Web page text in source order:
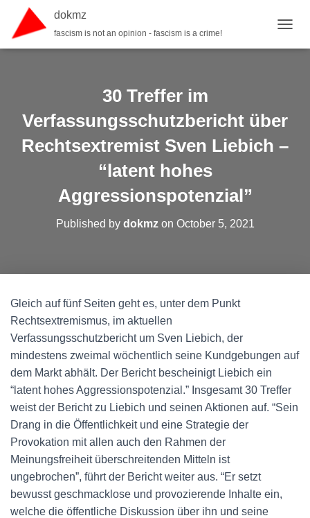
dokmz
fascism is not an opinion - fascism is a crime!
30 Treffer im
Verfassungsschutzbericht über
Rechtsextremist Sven Liebich –
“latent hohes
Aggressionspotenzial”
Published by dokmzon October 5, 2021
Gleich auf fünf Seiten geht es, unter dem Punkt
Rechtsextremismus, im aktuellen
Verfassungsschutzbericht um Sven Liebich, der
mindestens zweimal wöchentlich seine Kundgebungen auf
dem Markt abhält. Der Bericht bescheinigt Liebich ein
“latent hohes Aggressionspotenzial.” Insgesamt 30 Treffer
weist der Bericht zu Liebich und seinen Aktionen auf. “Sein
Drang in die Öffentlichkeit und eine Strategie der
Provokation mit allen auch den Rahmen der
Meinungsfreiheit überschreitenden Mitteln ist
ungebrochen”, führt der Bericht weiter aus. “Er setzt
bewusst geschmacklose und provozierende Inhalte ein,
welche die öffentliche Diskussion über ihn und seine